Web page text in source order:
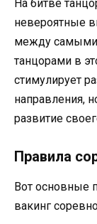
На битве
невероятные
между самыми
танцорами в
стимулирует
направления,
развитие
Правила
Вот основные
вакинг